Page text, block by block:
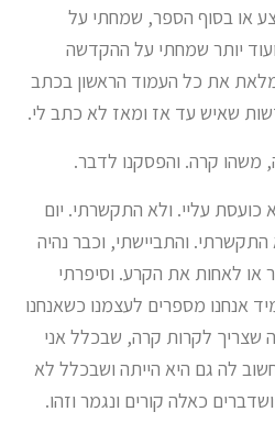
או בסוף הספר, שמחתי על
יותר שמחתי על ההקדשה
את כל העמוד הראשון בכתב
שאיש עד אז ומאז לא כתב לי.
משהו קרה. והפסקנו לדבר.
כועסת עליי. ולא התקשרתי. יום
והתביישתי, וכבר נהיה
לאחות את הקרע. וסיפרתי
אנחנו מספרים לעצמנו כשאנחנו
שצריך לקרות קרה, שבכלל אני
לה גם היא הייתה ושבכלל לא
כאלה קורים ונגמר וזהו.